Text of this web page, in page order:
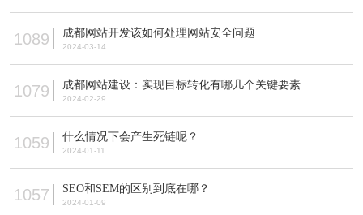
1089 成都网站开发该如何处理网站安全问题
2024-03-14
1079 成都网站建设：实现目标转化有哪几个关键要素
2024-02-29
1059 什么情况下会产生死链呢？
2024-01-11
1057 SEO和SEM的区别到底在哪？
2024-01-09